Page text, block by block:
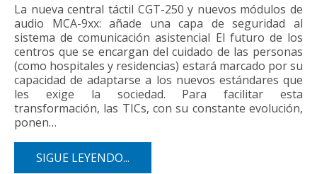
La nueva central táctil CGT-250 y nuevos módulos de
audio MCA-9xx: añade una capa de seguridad al
sistema de comunicación asistencial El futuro de los
centros que se encargan del cuidado de las personas
(como hospitales y residencias) estará marcado por su
capacidad de adaptarse a los nuevos estándares que
les exige la sociedad. Para facilitar esta
transformación, las TICs, con su constante evolución,
ponen…
SIGUE LEYENDO...